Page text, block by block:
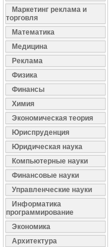
Маркетинг реклама и
торговля
Математика
Медицина
Реклама
Физика
Финансы
Химия
Экономическая теория
Юриспруденция
Юридическая наука
Компьютерные науки
Финансовые науки
Управленческие науки
Информатика
программирование
Экономика
Архитектура